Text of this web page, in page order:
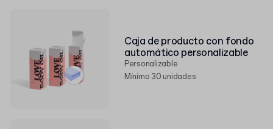
Caja de producto con fondo
automático personalizable
Personalizable
Mínimo 30 unidades